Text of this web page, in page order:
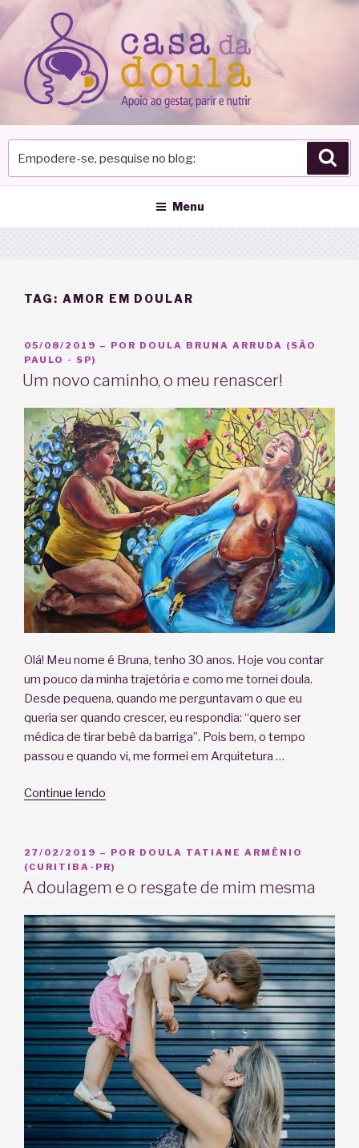
Pular
para
conteúdo
pesquise
blog
Menu
TAG: AMOR EM DOULAR
PUBLICADO
EM
05/08/2019 – POR DOULA BRUNA ARRUDA (SÃO
PAULO - SP)
Um novo caminho, o meu renascer!
Olá! Meu nome é Bruna, tenho 30 anos. Hoje vou contar
um pouco da minha trajetória e como me tornei doula.
Desde pequena, quando me perguntavam o que eu
queria ser quando crescer, eu respondia: “quero ser
médica de tirar bebê da barriga”. Pois bem, o tempo
passou e quando vi, me formei em Arquitetura …
Continue lendo
o
meu
renascer!”
PUBLICADO
EM
27/02/2019 – POR DOULA TATIANE ARMÊNIO
(CURITIBA-PR)
A doulagem e o resgate de mim mesma